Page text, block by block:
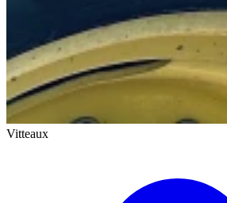
Vitteaux